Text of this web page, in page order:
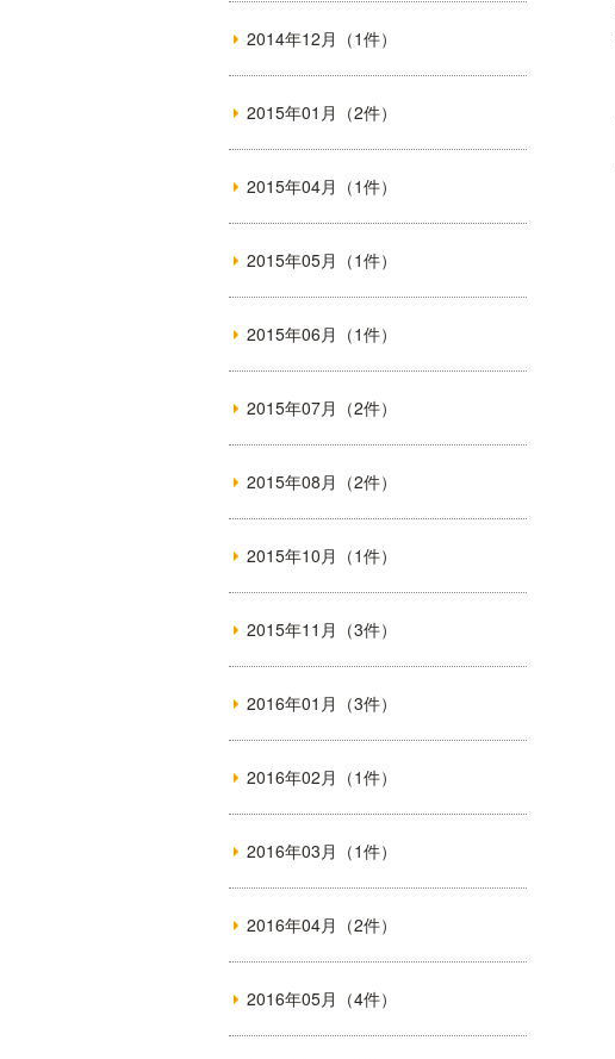
2014年12月（1件）
2015年01月（2件）
2015年04月（1件）
2015年05月（1件）
2015年06月（1件）
2015年07月（2件）
2015年08月（2件）
2015年10月（1件）
2015年11月（3件）
2016年01月（3件）
2016年02月（1件）
2016年03月（1件）
2016年04月（2件）
2016年05月（4件）